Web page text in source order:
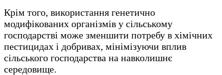
Крім того, використання генетично
модифікованих організмів у сільському
господарстві може зменшити потребу в хімічних
пестицидах і добривах, мінімізуючи вплив
сільського господарства на навколишнє
середовище.